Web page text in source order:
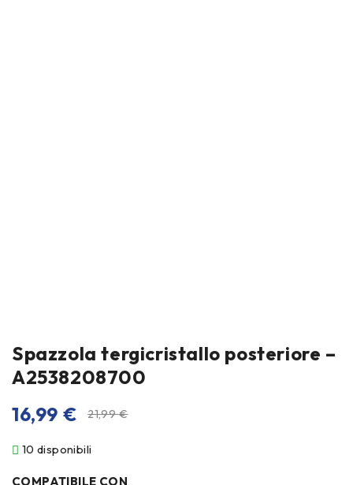
Spazzola tergicristallo posteriore –
A2538208700
21,99€
16,99 €
10 disponibili
COMPATIBILE CON